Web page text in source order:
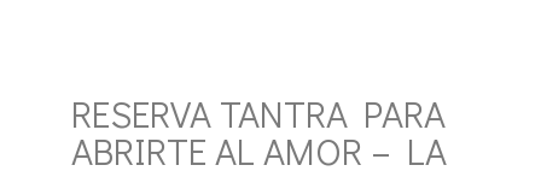
RESERVA TANTRA PARA
ABRIRTE AL AMOR – LA